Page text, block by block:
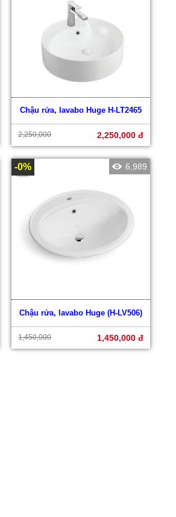
Chậu rửa, lavabo Huge H-LT2465
2,250,000 2,250,000 đ
-0% 6,989
Chậu rửa, lavabo Huge (H-LV506)
1,450,000 1,450,000 đ